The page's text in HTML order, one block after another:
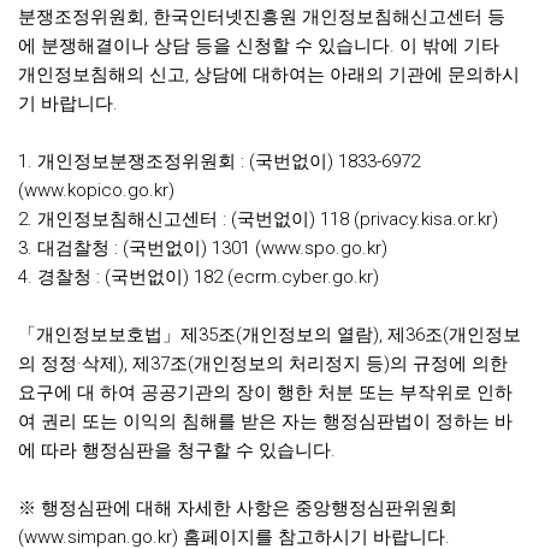
분쟁조정위원회, 한국인터넷진흥원 개인정보침해신고센터 등
에 분쟁해결이나 상담 등을 신청할 수 있습니다. 이 밖에 기타
개인정보침해의 신고, 상담에 대하여는 아래의 기관에 문의하시
기 바랍니다.
1. 개인정보분쟁조정위원회 : (국번없이) 1833-6972
(www.kopico.go.kr)
2. 개인정보침해신고센터 : (국번없이) 118 (privacy.kisa.or.kr)
3. 대검찰청 : (국번없이) 1301 (www.spo.go.kr)
4. 경찰청 : (국번없이) 182 (ecrm.cyber.go.kr)
「개인정보보호법」제35조(개인정보의 열람), 제36조(개인정보
의 정정·삭제), 제37조(개인정보의 처리정지 등)의 규정에 의한
요구에 대 하여 공공기관의 장이 행한 처분 또는 부작위로 인하
여 권리 또는 이익의 침해를 받은 자는 행정심판법이 정하는 바
에 따라 행정심판을 청구할 수 있습니다.
※ 행정심판에 대해 자세한 사항은 중앙행정심판위원회
(www.simpan.go.kr) 홈페이지를 참고하시기 바랍니다.